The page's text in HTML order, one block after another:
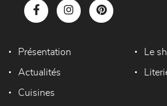
Présentation Le
Actualités
Cuisines